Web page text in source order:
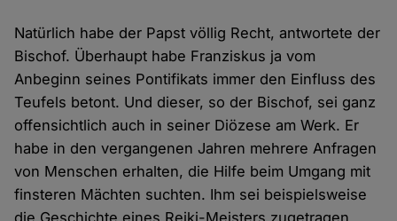
Natürlich habe der Papst völlig Recht, antwortete der
Bischof. Überhaupt habe Franziskus ja vom
Anbeginn seines Pontifikats immer den Einfluss des
Teufels betont. Und dieser, so der Bischof, sei ganz
offensichtlich auch in seiner Diözese am Werk. Er
habe in den vergangenen Jahren mehrere Anfragen
von Menschen erhalten, die Hilfe beim Umgang mit
finsteren Mächten suchten. Ihm sei beispielsweise